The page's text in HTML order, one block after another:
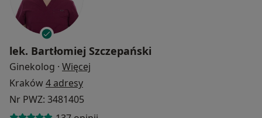
lek. Bartłomiej Szczepański
Ginekolog · Więcej
Kraków4 adresy
Nr PWZ: 3481405